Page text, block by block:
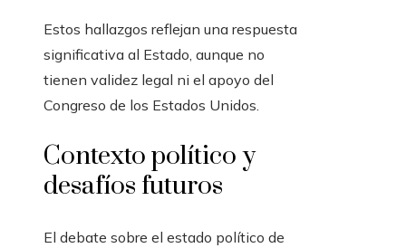
Estos hallazgos reflejan una respuesta
significativa al Estado, aunque no
tienen validez legal ni el apoyo del
Congreso de los Estados Unidos.
Contexto político y
desafíos futuros
El debate sobre el estado político de